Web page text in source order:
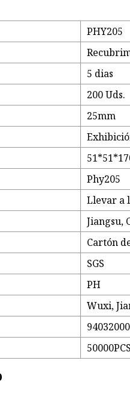
PHY205
5 dias
200 Uds.
25mm
Phy205
Llevar a
Jiangsu,
Cartón
SGS
PH
Wuxi,
94032000